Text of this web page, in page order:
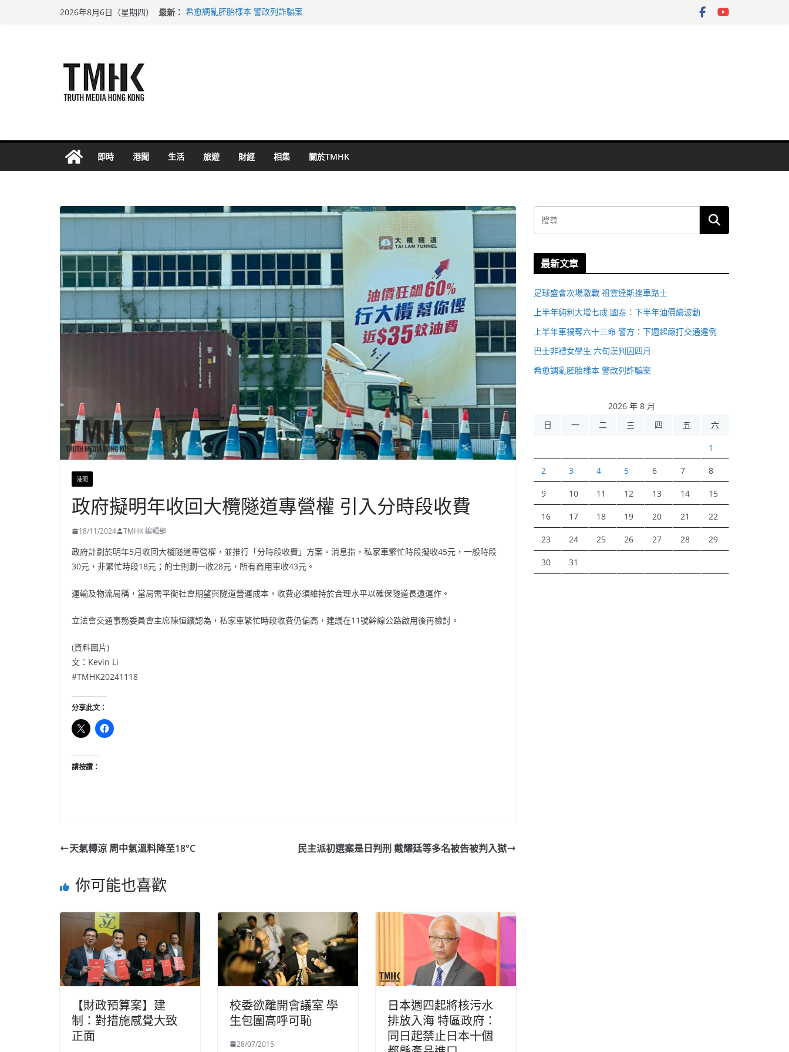
2026年8月6日（星期四） 最新： 希愈調亂胚胎樣本 警改列詐騙案
即時 港聞 生活 旅遊 財經 相集 關於TMHK
港聞
政府擬明年收回大欖隧道專營權 引入分時段收費
18/11/2024 TMHK 編輯部
政府計劃於明年5月收回大欖隧道專營權，並推行「分時段收費」方案。消息指，私家車繁忙時段擬收45元，一般時段
30元，非繁忙時段18元；的士則劃一收28元，所有商用車收43元。
運輸及物流局稱，當局需平衡社會期望與隧道營運成本，收費必須維持於合理水平以確保隧道長遠運作。
立法會交通事務委員會主席陳恒鑌認為，私家車繁忙時段收費仍偏高，建議在11號幹線公路啟用後再檢討。
(資料圖片)
文：Kevin Li
#TMHK20241118
分享此文：
請按讚：
天氣轉涼 周中氣溫料降至18°C 民主派初選案是日判刑 戴耀廷等多名被告被判入獄
你可能也喜歡
【財政預算案】建
制：對措施感覺大致
正面
校委欲離開會議室 學
生包圍高呼可恥
28/07/2015
日本週四起將核污水
排放入海 特區政府：
同日起禁止日本十個
最新文章
足球盛會次場激戰 祖雲達斯挫車路士
上半年純利大增七成 國泰：下半年油價續波動
上半年車禍奪六十三命 警方：下週起嚴打交通違例
巴士非禮女學生 六旬漢判囚四月
希愈調亂胚胎樣本 警改列詐騙案
2026 年 8 月
日
一 二 三 四 五 六
1
2 3 4 5 6 7 8
9 10 11 12 13 14 15
16 17 18 19 20 21 22
23 24 25 26 27 28 29
30 31